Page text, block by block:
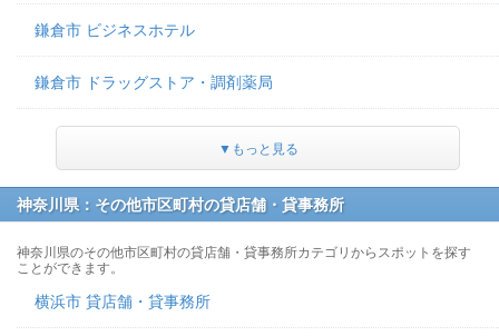
鎌倉市 ビジネスホテル
鎌倉市 ドラッグストア・調剤薬局
▼もっと見る
神奈川県：その他市区町村の貸店舗・貸事務所
神奈川県のその他市区町村の貸店舗・貸事務所カテゴリからスポットを探す
ことができます。
横浜市 貸店舗・貸事務所